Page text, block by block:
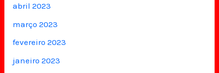
abril 2023
março 2023
fevereiro 2023
janeiro 2023